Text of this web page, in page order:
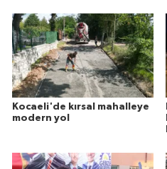
Kocaeli'de kırsal mahalleye
modern yol